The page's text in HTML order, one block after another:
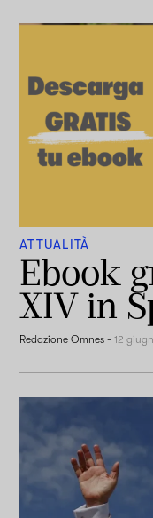
ATTUALITÀ
Ebook
XIV in
Redazione Omnes -12